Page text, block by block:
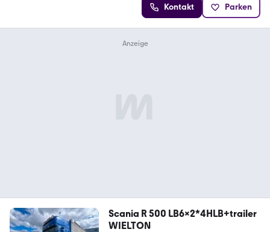
Kontakt Parken
Scania R 500 LB6x2*4HLB+trailer
WIELTON